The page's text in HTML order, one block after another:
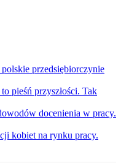
polskie przedsiębiorczynie
pieśń przyszłości. Tak
docenienia w pracy.
kobiet na rynku pracy.